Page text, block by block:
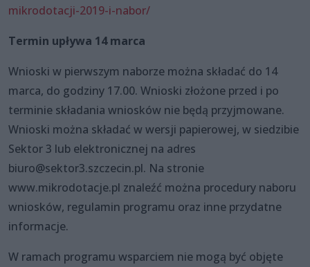
mikrodotacji-2019-i-nabor/
Termin upływa 14 marca
Wnioski w pierwszym naborze można składać do 14
marca, do godziny 17.00. Wnioski złożone przed i po
terminie składania wniosków nie będą przyjmowane.
Wnioski można składać w wersji papierowej, w siedzibie
Sektor 3 lub elektronicznej na adres
biuro@sektor3.szczecin.pl. Na stronie
www.mikrodotacje.pl znaleźć można procedury naboru
wniosków, regulamin programu oraz inne przydatne
informacje.
W ramach programu wsparciem nie mogą być objęte